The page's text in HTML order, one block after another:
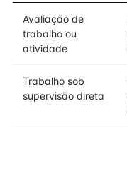
Avaliação de
trabalho ou
atividade
Trabalho sob
supervisão direta